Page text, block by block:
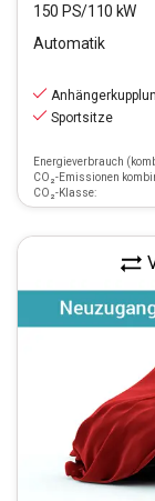
150 PS/110 kW
Automatik
Sportsitze
Energieverbrauch
CO₂-Emissionen
CO₂-Klasse: